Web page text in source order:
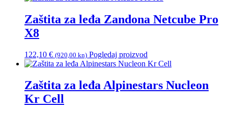
Zaštita za leđa Zandona Netcube Pro
X8
122,10 € (920,00 kn) Pogledaj proizvod
Zaštita za leđa Alpinestars Nucleon
Kr Cell